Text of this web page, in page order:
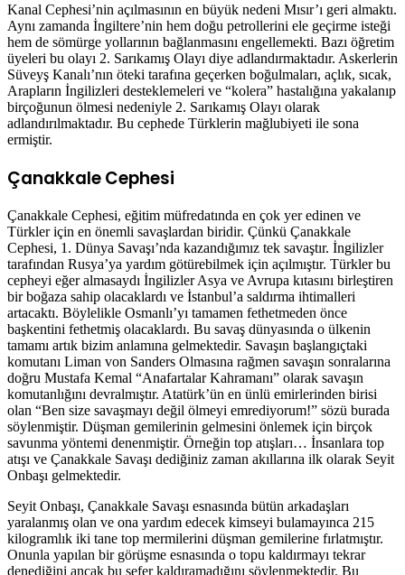
Kanal Cephesi’nin açılmasının en büyük nedeni Mısır’ı geri almaktı.
Aynı zamanda İngiltere’nin hem doğu petrollerini ele geçirme isteği
hem de sömürge yollarının bağlanmasını engellemekti. Bazı öğretim
üyeleri bu olayı 2. Sarıkamış Olayı diye adlandırmaktadır. Askerlerin
Süveyş Kanalı’nın öteki tarafına geçerken boğulmaları, açlık, sıcak,
Arapların İngilizleri desteklemeleri ve “kolera” hastalığına yakalanıp
birçoğunun ölmesi nedeniyle 2. Sarıkamış Olayı olarak
adlandırılmaktadır. Bu cephede Türklerin mağlubiyeti ile sona
ermiştir.
Çanakkale Cephesi
Çanakkale Cephesi, eğitim müfredatında en çok yer edinen ve
Türkler için en önemli savaşlardan biridir. Çünkü Çanakkale
Cephesi, 1. Dünya Savaşı’nda kazandığımız tek savaştır. İngilizler
tarafından Rusya’ya yardım götürebilmek için açılmıştır. Türkler bu
cepheyi eğer almasaydı İngilizler Asya ve Avrupa kıtasını birleştiren
bir boğaza sahip olacaklardı ve İstanbul’a saldırma ihtimalleri
artacaktı. Böylelikle Osmanlı’yı tamamen fethetmeden önce
başkentini fethetmiş olacaklardı. Bu savaş dünyasında o ülkenin
tamamı artık bizim anlamına gelmektedir. Savaşın başlangıçtaki
komutanı Liman von Sanders Olmasına rağmen savaşın sonralarına
doğru Mustafa Kemal “Anafartalar Kahramanı” olarak savaşın
komutanlığını devralmıştır. Atatürk’ün en ünlü emirlerinden birisi
olan “Ben size savaşmayı değil ölmeyi emrediyorum!” sözü burada
söylenmiştir. Düşman gemilerinin gelmesini önlemek için birçok
savunma yöntemi denenmiştir. Örneğin top atışları… İnsanlara top
atışı ve Çanakkale Savaşı dediğiniz zaman akıllarına ilk olarak Seyit
Onbaşı gelmektedir.
Seyit Onbaşı, Çanakkale Savaşı esnasında bütün arkadaşları
yaralanmış olan ve ona yardım edecek kimseyi bulamayınca 215
kilogramlık iki tane top mermilerini düşman gemilerine fırlatmıştır.
Onunla yapılan bir görüşme esnasında o topu kaldırmayı tekrar
denediğini ancak bu sefer kaldıramadığını söylenmektedir. Bu